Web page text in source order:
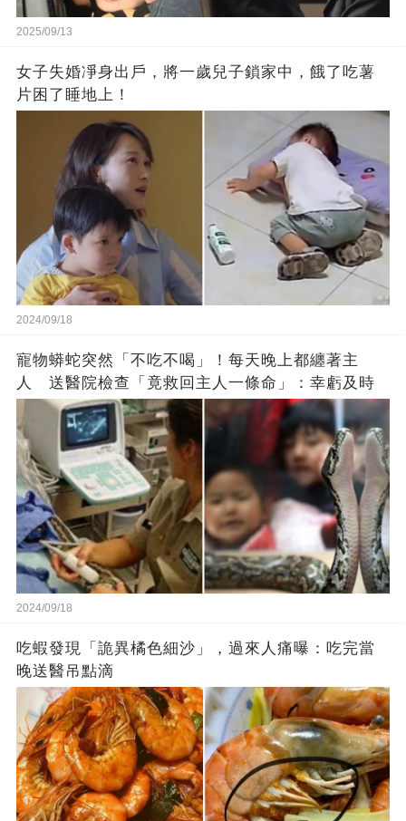
2025/09/13
女子失婚凈身出戶，將一歲兒子鎖家中，餓了吃薯
片困了睡地上！
2024/09/18
寵物蟒蛇突然「不吃不喝」！每天晚上都纏著主
人 送醫院檢查「竟救回主人一條命」：幸虧及時
2024/09/18
吃蝦發現「詭異橘色細沙」，過來人痛曝：吃完當
晚送醫吊點滴